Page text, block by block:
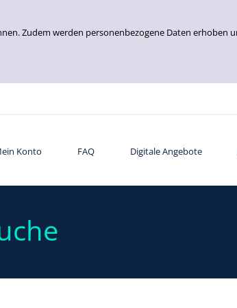
Zudem werden personenbezogene Daten erhoben
Konto FAQ Digitale Angebote